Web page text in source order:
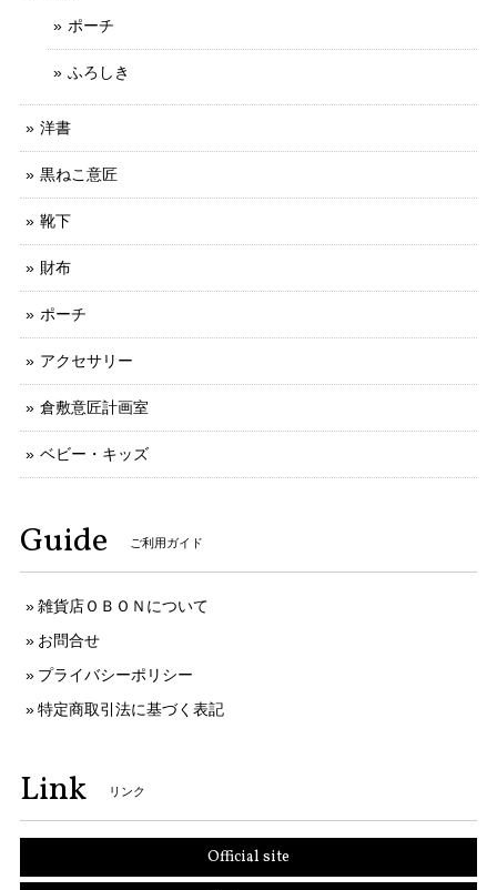
ポーチ
ふろしき
洋書
黒ねこ意匠
靴下
財布
ポーチ
アクセサリー
倉敷意匠計画室
ベビー・キッズ
Guide ご利用ガイド
雑貨店ＯＢＯＮについて
お問合せ
プライバシーポリシー
特定商取引法に基づく表記
Link リンク
Official site